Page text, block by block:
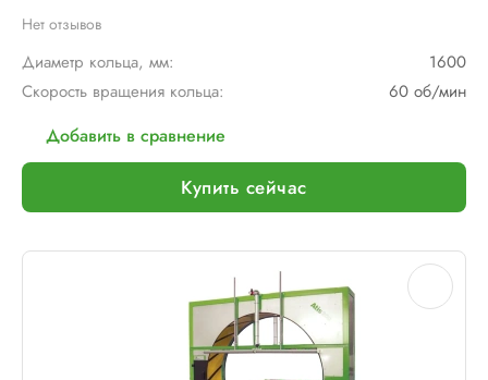
Нет отзывов
Диаметр кольца, мм:
1600
Скорость вращения кольца:
60 об/мин
Добавить в сравнение
Купить сейчас